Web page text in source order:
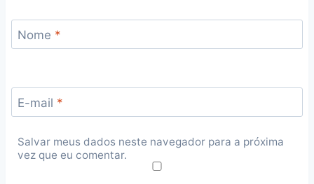
Nome *
E-mail *
Salvar meus dados neste navegador para a próxima
vez que eu comentar.